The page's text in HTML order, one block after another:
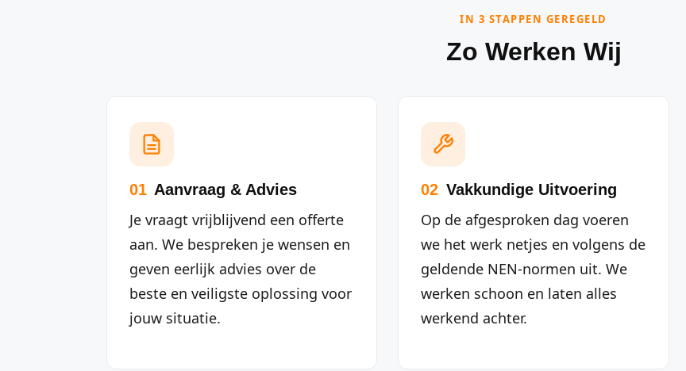
IN 3 STAPPEN GEREGELD
Zo Werken Wij
01 Aanvraag & Advies
Je vraagt vrijblijvend een offerte
aan. We bespreken je wensen en
geven eerlijk advies over de
beste en veiligste oplossing voor
jouw situatie.
02 Vakkundige Uitvoering
Op de afgesproken dag voeren
we het werk netjes en volgens de
geldende NEN-normen uit. We
werken schoon en laten alles
werkend achter.